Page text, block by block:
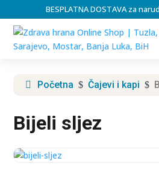
BESPLATNA DOSTAVA za
Početna $ Čajevi i kapi $
Bijeli sljez